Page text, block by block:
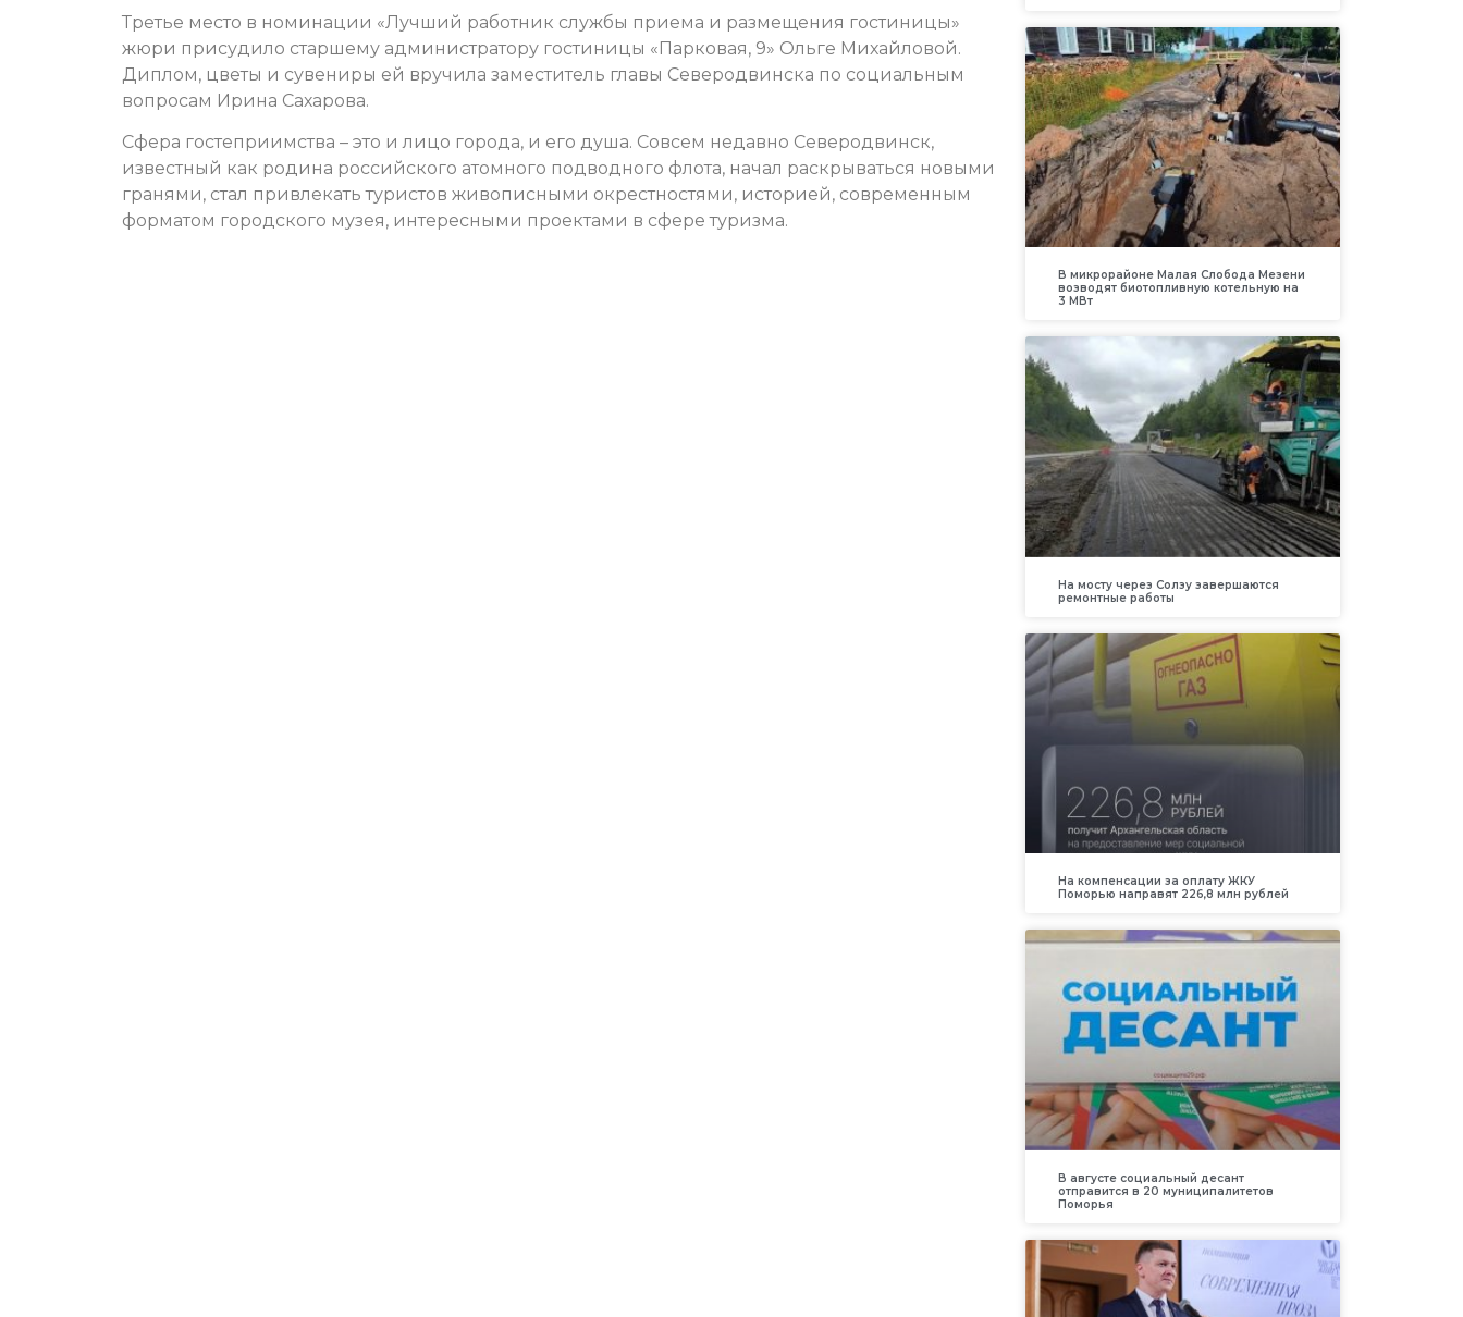
Третье место в номинации «Лучший работник службы приема и размещения гостиницы»
жюри присудило старшему администратору гостиницы «Парковая, 9» Ольге Михайловой.
Диплом, цветы и сувениры ей вручила заместитель главы Северодвинска по социальным
вопросам Ирина Сахарова.
Сфера гостеприимства – это и лицо города, и его душа. Совсем недавно Северодвинск,
известный как родина российского атомного подводного флота, начал раскрываться новыми
гранями, стал привлекать туристов живописными окрестностями, историей, современным
форматом городского музея, интересными проектами в сфере туризма.
В микрорайоне Малая Слобода Мезени
возводят биотопливную котельную на
3 МВт
На мосту через Солзу завершаются
ремонтные работы
На компенсации за оплату ЖКУ
Поморью направят 226,8 млн рублей
В августе социальный десант
отправится в 20 муниципалитетов
Поморья